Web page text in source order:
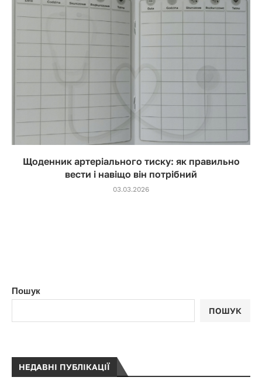
Щоденник артеріального тиску: як правильно
вести і навіщо він потрібний
03.03.2026
Пошук
ПОШУК
НЕДАВНІ ПУБЛІКАЦІЇ